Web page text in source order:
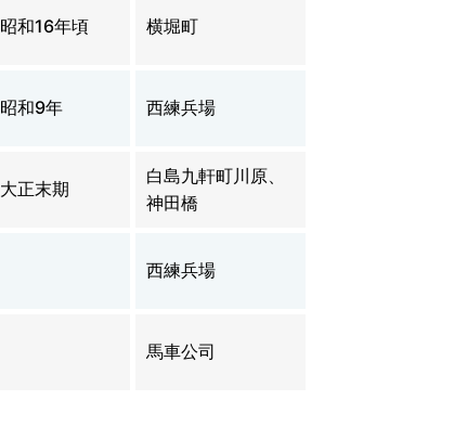
昭和16年頃 横堀町
昭和9年 西練兵場
大正末期
白島九軒町川原、
神田橋
西練兵場
馬車公司